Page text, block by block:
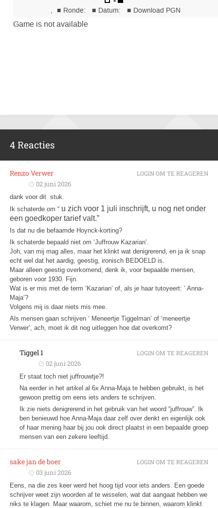
4 Reacties
Renzo Verwer
02 juni 2026
dank voor dit stuk.
Ik schaterde om “ u zich voor 1 juli inschrijft, u nog net onder
een goedkoper tarief valt.”
Is dat nu die befaamde Hoynck-korting?
Ik schaterde bepaald niet om ‘Juffrouw Kazarian’.
Joh, van mij mag alles, maar het klinkt wat denigrerend, en ja ik snap
echt wel dat het aardig, geestig, ironisch BEDOELD is.
Maar alleen geestig overkomend, denk ik, voor bepaalde mensen,
geboren voor 1930. Fijn.
Wat is er mis met de term ‘Kazarian’ of, als je haar tutoyeert: ‘ Anna-
Maja’?
Volgens mij is daar niets mis mee.
Als mensen gaan schrijven ‘ Meneertje Tiggelman’ of ‘meneertje
Verwer’, ach, moet ik dit nog uitleggen hoe dat overkomt?
LOGIN OM TE REAGEREN
Tiggel 1
02 juni 2026
Er staat toch niet juffrouwtje?!
Na eerder in het artikel al 6x Anna-Maja te hebben gebruikt, is het
gewoon prettig om eens iets anders te schrijven.
Ik zie niets denigrerend in het gebruik van het woord “juffrouw”. Ik
ben benieuwd hoe Anna-Maja daar zelf over denkt en eigenlijk ook
of haar mening haar bij jou ook direct plaatst in een bepaalde groep
mensen van een zekere leeftijd.
LOGIN OM TE REAGEREN
sake jan de boer
03 juni 2026
Eens, na die zes keer werd het hoog tijd voor iets anders. Een goede
schrijver weet zijn woorden af te wisselen, wat dat aangaat hebben we
niks te klagen. Maar waarom, schiet me nu te binnen, waarom klinkt
LOGIN OM TE REAGEREN